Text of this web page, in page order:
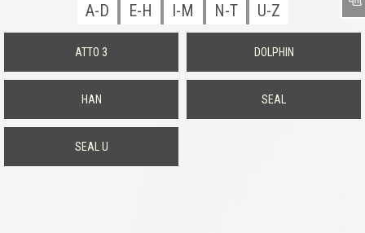
A-D E-H I-M N-T U-Z
ATTO 3 DOLPHIN
HAN SEAL
SEAL U